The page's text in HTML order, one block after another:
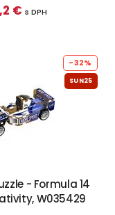
€ s DPH
-32%
SUN25
- Formula 14
W035429